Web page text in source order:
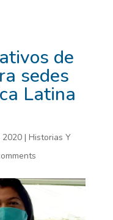
de
sedes
Latina
2020| Historias Y